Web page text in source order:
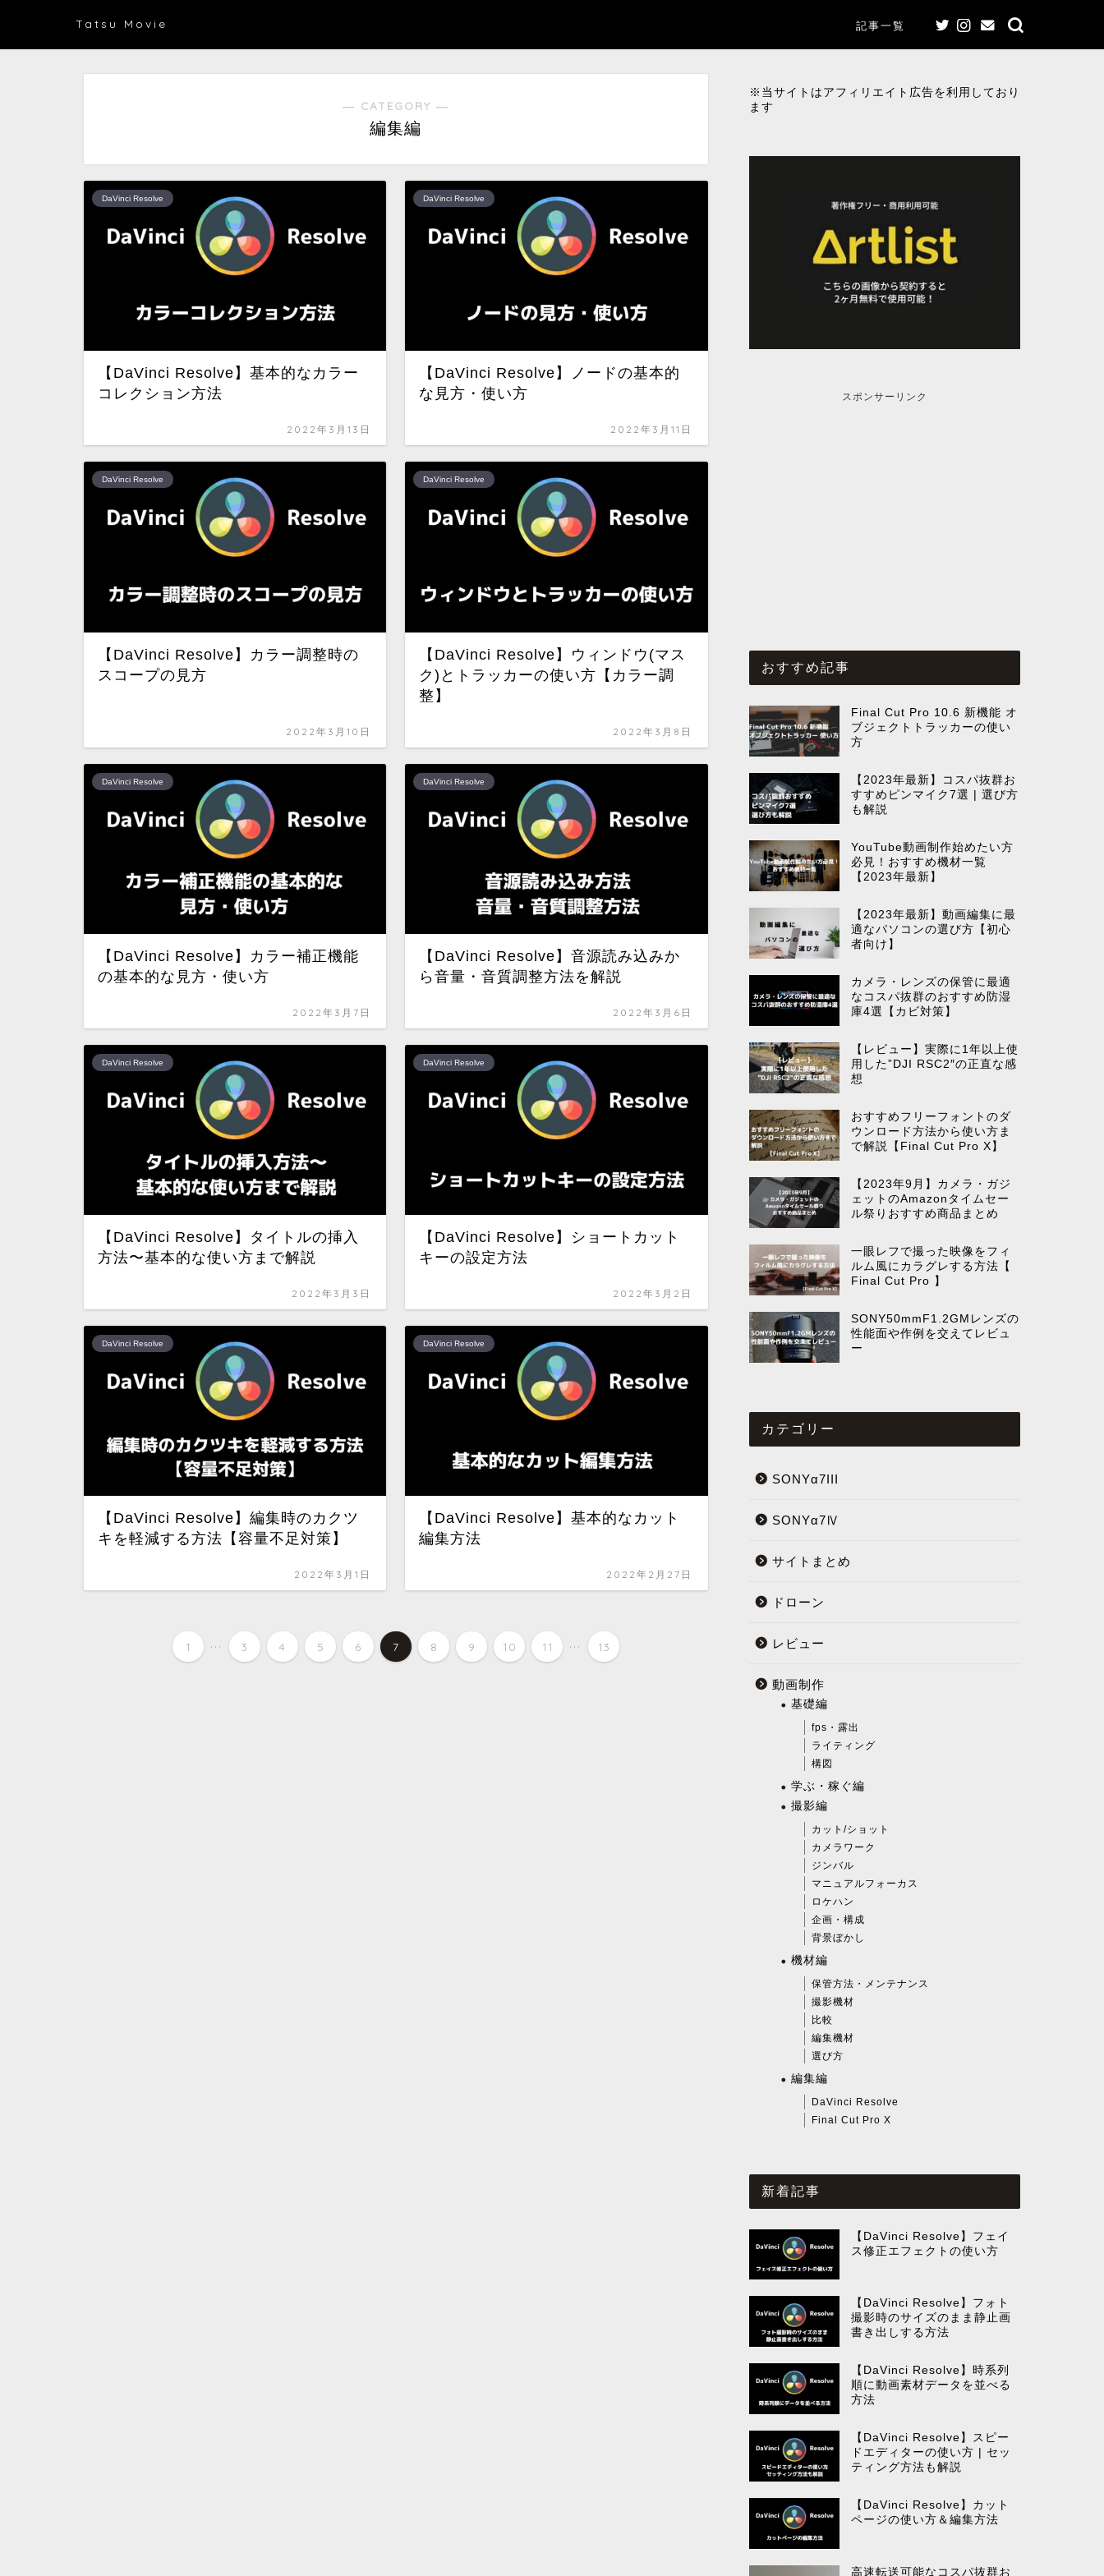
Tatsu Movie 記事一覧
― CATEGORY ―
編集編
DaVinci Resolve
【DaVinci Resolve】基本的なカラー
コレクション方法
2022年3月13日
DaVinci Resolve
【DaVinci Resolve】ノードの基本的
な見方・使い方
2022年3月11日
DaVinci Resolve
【DaVinci Resolve】カラー調整時の
スコープの見方
2022年3月10日
DaVinci Resolve
【DaVinci Resolve】ウィンドウ(マス
ク)とトラッカーの使い方【カラー調
整】
2022年3月8日
DaVinci Resolve
【DaVinci Resolve】カラー補正機能
の基本的な見方・使い方
2022年3月7日
DaVinci Resolve
【DaVinci Resolve】音源読み込みか
ら音量・音質調整方法を解説
2022年3月6日
DaVinci Resolve
【DaVinci Resolve】タイトルの挿入
方法〜基本的な使い方まで解説
2022年3月3日
DaVinci Resolve
【DaVinci Resolve】ショートカット
キーの設定方法
2022年3月2日
DaVinci Resolve
【DaVinci Resolve】編集時のカクツ
キを軽減する方法【容量不足対策】
2022年3月1日
DaVinci Resolve
【DaVinci Resolve】基本的なカット
編集方法
2022年2月27日
1 ... 3 4 5 6 7 8 9 10 11 ... 13
※当サイトはアフィリエイト広告を利用しており
ます
スポンサーリンク
おすすめ記事
Final Cut Pro 10.6 新機能 オ
ブジェクトトラッカーの使い
方
【2023年最新】コスパ抜群お
すすめピンマイク7選 | 選び方
も解説
YouTube動画制作始めたい方
必見！おすすめ機材一覧
【2023年最新】
【2023年最新】動画編集に最
適なパソコンの選び方【初心
者向け】
カメラ・レンズの保管に最適
なコスパ抜群のおすすめ防湿
庫4選【カビ対策】
【レビュー】実際に1年以上使
用した”DJI RSC2″の正直な感
想
おすすめフリーフォントのダ
ウンロード方法から使い方ま
で解説【Final Cut Pro X】
【2023年9月】カメラ・ガジ
ェットのAmazonタイムセー
ル祭りおすすめ商品まとめ
一眼レフで撮った映像をフィ
ルム風にカラグレする方法【
Final Cut Pro 】
SONY50mmF1.2GMレンズの
性能面や作例を交えてレビュ
ー
カテゴリー
SONYα7III
SONYα7Ⅳ
サイトまとめ
ドローン
レビュー
動画制作
基礎編
fps・露出
ライティング
構図
学ぶ・稼ぐ編
撮影編
カット/ショット
カメラワーク
ジンバル
マニュアルフォーカス
ロケハン
企画・構成
背景ぼかし
機材編
保管方法・メンテナンス
撮影機材
比較
編集機材
選び方
編集編
DaVinci Resolve
Final Cut Pro X
新着記事
【DaVinci Resolve】フェイ
ス修正エフェクトの使い方
【DaVinci Resolve】フォト
撮影時のサイズのまま静止画
書き出しする方法
【DaVinci Resolve】時系列
順に動画素材データを並べる
方法
【DaVinci Resolve】スピー
ドエディターの使い方 | セッ
ティング方法も解説
【DaVinci Resolve】カット
ページの使い方＆編集方法
高速転送可能なコスパ抜群お